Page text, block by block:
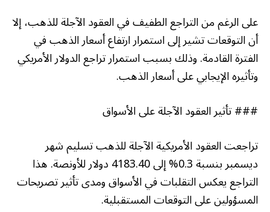
على الرغم من التراجع الطفيف في العقود الآجلة للذهب، إلا
أن التوقعات تشير إلى استمرار ارتفاع أسعار الذهب في
الفترة القادمة. وذلك بسبب استمرار تراجع الدولار الأمريكي
وتأثيره الإيجابي على أسعار الذهب.
### تأثير العقود الآجلة على الأسواق
تراجعت العقود الأمريكية الآجلة للذهب تسليم شهر
ديسمبر بنسبة 0.3% إلى 4183.40 دولار للأونصة. هذا
التراجع يعكس التقلبات في الأسواق ومدى تأثير تصريحات
المسؤولين على التوقعات المستقبلية.